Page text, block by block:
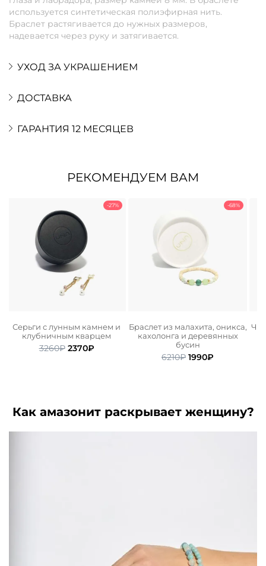
используется синтетическая полиэфирная нить.
Браслет растягивается до нужных размеров,
надевается через руку и затягивается.
УХОД ЗА УКРАШЕНИЕМ
ДОСТАВКА
ГАРАНТИЯ 12 МЕСЯЦЕВ
РЕКОМЕНДУЕМ ВАМ
-27%
Серьги с лунным камнем и
клубничным кварцем
3260₽ Первоначальная
2370₽Текущая
-68%
Браслет из малахита, оникса,
кахолонга и деревянных
бусин
6210₽ Первоначальная
1990₽
Как амазонит раскрывает женщину?